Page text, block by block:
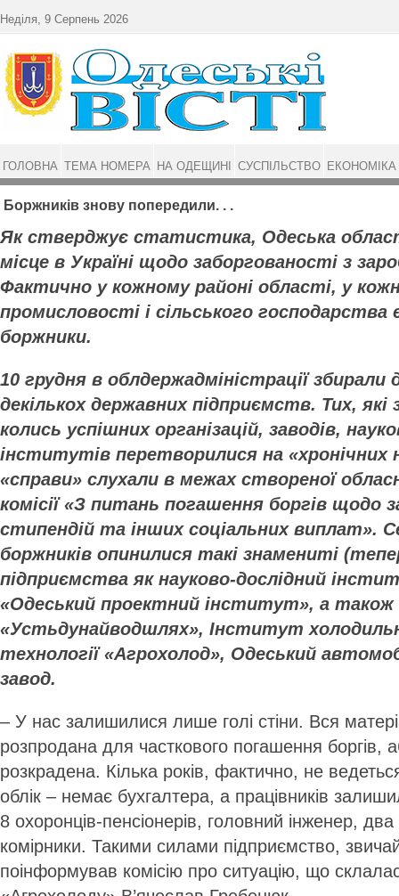
Боржників знову попередили. . .
Як стверджує статистика, Одеська
місце в Україні щодо заборгованості з
Фактично у кожному районі області, у
промисловості і сільського господарства
боржники.
10 грудня в облдержадміністрації збирали
декількох державних підприємств. Тих, які
колись успішних організацій, заводів,
інститутів перетворилися на «хронічних
«справи» слухали в межах створеної
комісії «З питань погашення боргів щодо
стипендій та інших соціальних виплат».
боржників опинилися такі знамениті
підприємства як науково-дослідний
«Одеський проектний інститут», а також
«Устьдунайводшлях», Інститут
технології «Агрохолод», Одеський
завод.
– У нас залишилися лише голі стіни. Вся
розпродана для часткового погашення боргів,
розкрадена. Кілька років, фактично, не
облік – немає бухгалтера, а працівників
8 охоронців-пенсіонерів, головний інженер, два
комірники. Такими силами підприємство,
поінформував комісію про ситуацію, що
Неділя, 9 Серпень 2026
ГОЛОВНА ТЕМА НОМЕРА НА ОДЕЩИНІ СУСПІЛЬСТВО ЕКОНОМІКА